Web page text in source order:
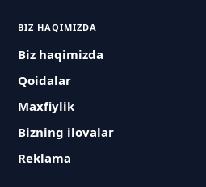
BIZ HAQIMIZDA
Biz haqimizda
Qoidalar
Maxfiylik
Bizning ilovalar
Reklama